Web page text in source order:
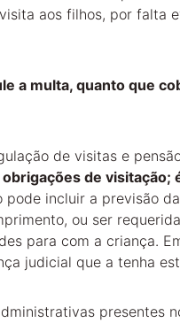
aos filhos, por falta
a multa, quanto que
de visitas e
de visitação;
pode incluir a previsão
ou ser requerida
para com a criança.
judicial que a tenha
presentes